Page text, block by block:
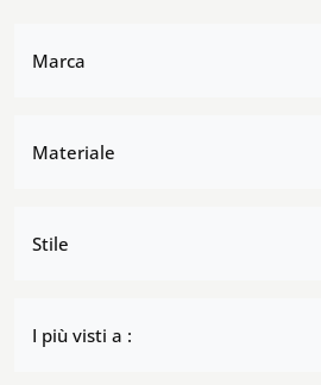
Marca
Materiale
Stile
I più visti a :